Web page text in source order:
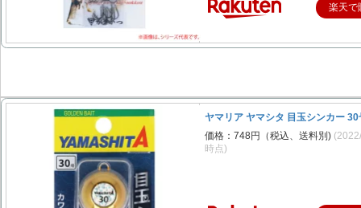
楽天で
ヤマリア ヤマシタ 目玉シンカー 30
価格：748円（税込、送料別)
時点)